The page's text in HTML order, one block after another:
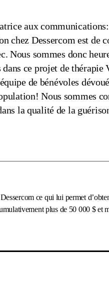
aux
chez Dessercom est de
Nous sommes donc
ce projet de thérapie
de bénévoles
Nous sommes
la qualité de la
ce qui lui permet
plus de 50 000 $ et